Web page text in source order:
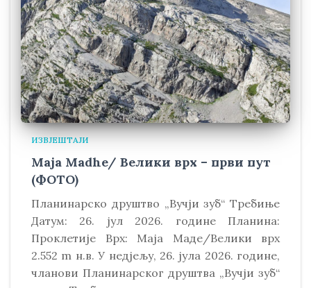
ИЗВЈЕШТАЈИ
Maja Madhe/ Велики врх – први пут
(ФОТО)
Планинарско друштво „Вучји зуб“ Требиње
Датум: 26. јул 2026. године Планина:
Проклетије Врх: Маја Маде/Велики врх
2.552 m н.в. У недјељу, 26. јула 2026. године,
чланови Планинарског друштва „Вучји зуб“